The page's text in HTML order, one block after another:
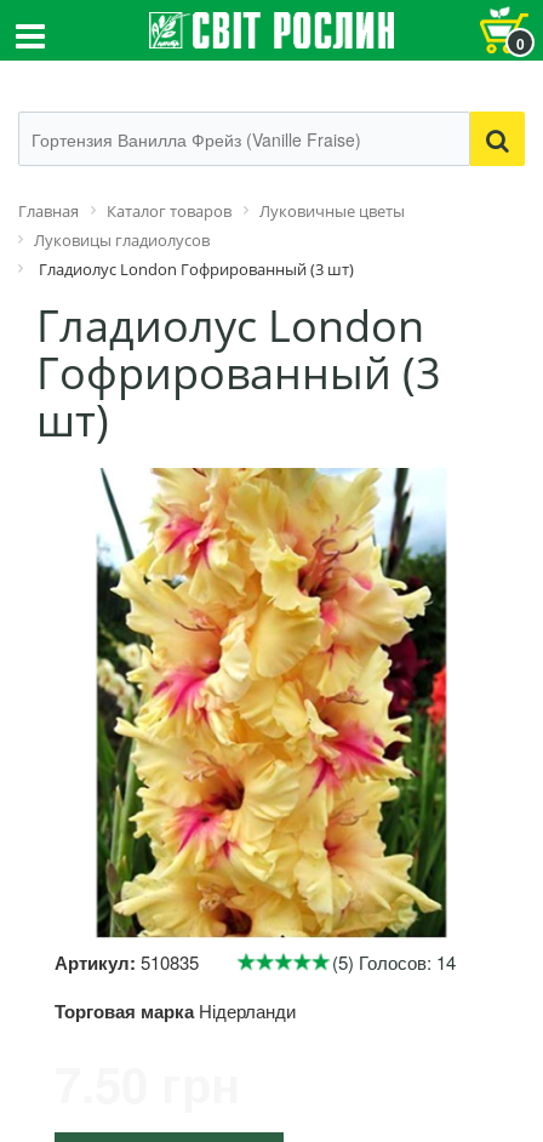
0
Главная Каталог товаров
Луковичные цветы
Луковицы гладиолусов
Гладиолус London Гофрированный (3 шт)
Гладиолус London
Гофрированный (3
шт)
Артикул: 510835 (5) Голосов: 14
Торговая марка Нідерланди